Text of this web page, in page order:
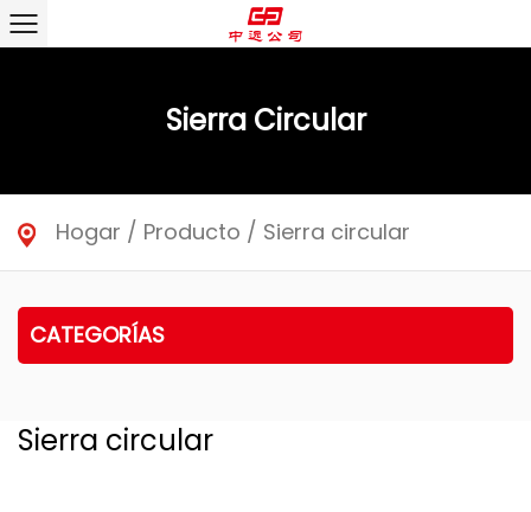
Sierra Circular
Hogar / Producto / Sierra circular
CATEGORÍAS
Sierra circular